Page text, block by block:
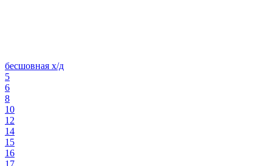
бесшовная х/д
5
6
8
10
12
14
15
16
17